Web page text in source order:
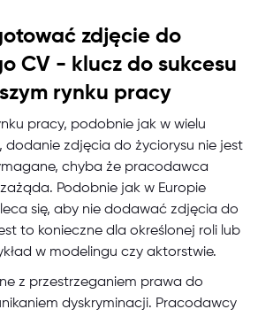
zdjęcie do
CV - klucz do sukcesu
rynku pracy
pracy, podobnie jak w wielu
dodanie zdjęcia do życiorysu nie jest
chyba że pracodawca
Podobnie jak w Europie
się, aby nie dodawać zdjęcia do
to konieczne dla określonej roli lub
w modelingu czy aktorstwie.
z przestrzeganiem prawa do
dyskryminacji. Pracodawcy